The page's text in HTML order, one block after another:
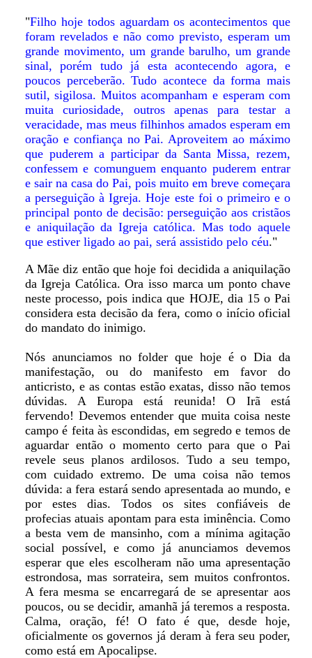
"Filho hoje todos aguardam os acontecimentos que
foram revelados e não como previsto, esperam um
grande movimento, um grande barulho, um grande
sinal, porém tudo já esta acontecendo agora, e
poucos perceberão. Tudo acontece da forma mais
sutil, sigilosa. Muitos acompanham e esperam com
muita curiosidade, outros apenas para testar a
veracidade, mas meus filhinhos amados esperam em
oração e confiança no Pai. Aproveitem ao máximo
que puderem a participar da Santa Missa, rezem,
confessem e comunguem enquanto puderem entrar
e sair na casa do Pai, pois muito em breve começara
a perseguição à Igreja. Hoje este foi o primeiro e o
principal ponto de decisão: perseguição aos cristãos
e aniquilação da Igreja católica. Mas todo aquele
que estiver ligado ao pai, será assistido pelo céu."
A Mãe diz então que hoje foi decidida a aniquilação
da Igreja Católica. Ora isso marca um ponto chave
neste processo, pois indica que HOJE, dia 15 o Pai
considera esta decisão da fera, como o início oficial
do mandato do inimigo.
Nós anunciamos no folder que hoje é o Dia da
manifestação, ou do manifesto em favor do
anticristo, e as contas estão exatas, disso não temos
dúvidas. A Europa está reunida! O Irã está
fervendo! Devemos entender que muita coisa neste
campo é feita às escondidas, em segredo e temos de
aguardar então o momento certo para que o Pai
revele seus planos ardilosos. Tudo a seu tempo,
com cuidado extremo. De uma coisa não temos
dúvida: a fera estará sendo apresentada ao mundo, e
por estes dias. Todos os sites confiáveis de
profecias atuais apontam para esta iminência. Como
a besta vem de mansinho, com a mínima agitação
social possível, e como já anunciamos devemos
esperar que eles escolheram não uma apresentação
estrondosa, mas sorrateira, sem muitos confrontos.
A fera mesma se encarregará de se apresentar aos
poucos, ou se decidir, amanhã já teremos a resposta.
Calma, oração, fé! O fato é que, desde hoje,
oficialmente os governos já deram à fera seu poder,
como está em Apocalipse.